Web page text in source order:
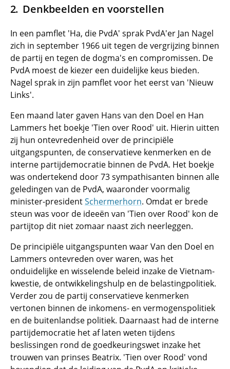
Denkbeelden en voorstellen
In een pamflet 'Ha, die PvdA' sprak PvdA'er Jan Nagel
zich in september 1966 uit tegen de vergrijzing binnen
de partij en tegen de dogma's en compromissen. De
PvdA moest de kiezer een duidelijke keus bieden.
Nagel sprak in zijn pamflet voor het eerst van 'Nieuw
Links'.
Een maand later gaven Hans van den Doel en Han
Lammers het boekje 'Tien over Rood' uit. Hierin uitten
zij hun ontevredenheid over de principiële
uitgangspunten, de conservatieve kenmerken en de
interne partijdemocratie binnen de PvdA. Het boekje
was ondertekend door 73 sympathisanten binnen alle
geledingen van de PvdA, waaronder voormalig
minister-presidentSchermerhorn. Omdat er brede
steun was voor de ideeën van 'Tien over Rood' kon de
partijtop dit niet zomaar naast zich neerleggen.
De principiële uitgangspunten waar Van den Doel en
Lammers ontevreden over waren, was het
onduidelijke en wisselende beleid inzake de Vietnam-
kwestie, de ontwikkelingshulp en de belastingpolitiek.
Verder zou de partij conservatieve kenmerken
vertonen binnen de inkomens- en vermogenspolitiek
en de buitenlandse politiek. Daarnaast had de interne
partijdemocratie het af laten weten tijdens
beslissingen rond de goedkeuringswet inzake het
trouwen van prinses Beatrix. 'Tien over Rood' vond